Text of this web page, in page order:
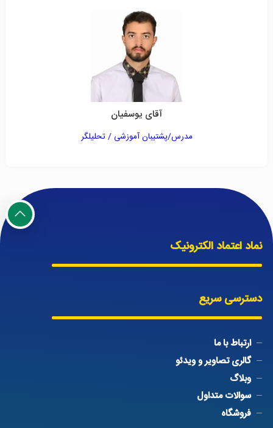
آقای یوسفیان
مدرس/پشتیبان آموزشی / تحلیلگر
نماد اعتماد الکترونیک
دسترسی سریع
ارتباط با ما
گالری تصاویر و ویدئو
وبلاگ
سوالات متداول
فروشگاه